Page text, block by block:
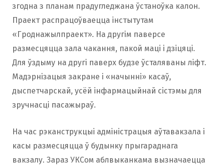
згодна з планам прадугледжана ўстаноўка калон.
Праект распрацоўваецца інстытутам
«Гроднажылпраект». На другім паверсе
размесцяцца зала чакання, пакой маці і дзіцяці.
Для ўздыму на другі паверх будзе ўсталяваны ліфт.
Мадэрнізацыя закране і «начынні» касаў,
дыспетчарскай, усёй інфармацыйнай сістэмы для
зручнасці пасажыраў.
На час рэканструкцыі адміністрацыя аўтавакзала і
касы размесцяцца ў будынку прыгараднага
вакзалу. Зараз УКСом аблвыканкама вызначаецца